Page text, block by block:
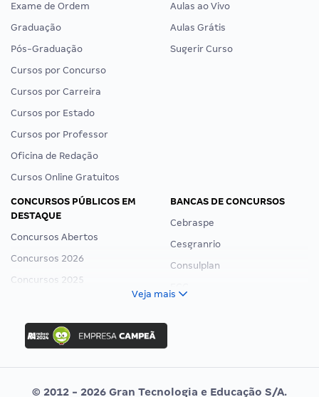
Exame de Ordem
Graduação
Pós-Graduação
Cursos por Concurso
Cursos por Carreira
Cursos por Estado
Cursos por Professor
Oficina de Redação
Cursos Online Gratuitos
Aulas ao Vivo
Aulas Grátis
Sugerir Curso
CONCURSOS PÚBLICOS EM
DESTAQUE
Concursos Abertos
Concursos 2026
Concursos 2025
Concurso Ibama
Concurso MPU
Editais publicados
BANCAS DE CONCURSOS
Cebraspe
Cesgranrio
Consulplan
Vunesp
Veja mais
© 2012 - 2026 Gran Tecnologia e Educação S/A.